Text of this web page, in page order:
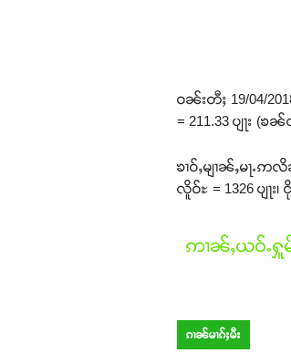
ဝၼ်းတီႈ 19/04/
= 211.33 ပျႃး (
ၶၢဝ်ႇမျၢၼ်ႇမႃႉဢ
လိူဝ်ႊ = 1326 ပျႃး
ဢၢၼ်ႇယဝ်ႉ
ၵၢၼ်မၢၵ်ႈမီး